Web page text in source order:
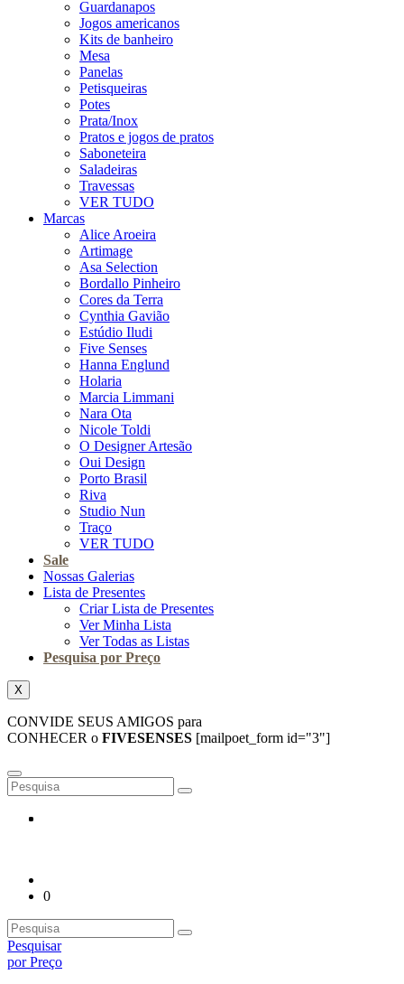
Guardanapos
Jogos americanos
Kits de banheiro
Mesa
Panelas
Petisqueiras
Potes
Prata/Inox
Pratos e jogos de pratos
Saboneteira
Saladeiras
Travessas
VER TUDO
Marcas
Alice Aroeira
Artimage
Asa Selection
Bordallo Pinheiro
Cores da Terra
Cynthia Gavião
Estúdio Iludi
Five Senses
Hanna Englund
Holaria
Marcia Limmani
Nara Ota
Nicole Toldi
O Designer Artesão
Oui Design
Porto Brasil
Riva
Studio Nun
Traço
VER TUDO
Sale
Nossas Galerias
Lista de Presentes
Criar Lista de Presentes
Ver Minha Lista
Ver Todas as Listas
Pesquisa por Preço
X
CONVIDE SEUS AMIGOS para
CONHECER o FIVESENSES [mailpoet_form id="3"]
0
Pesquisar
por Preço